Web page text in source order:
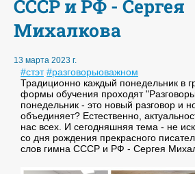
СССР и РФ - Сергея
Михалкова
13 марта 2023 г.
#стэт #разговорыоважном
Традиционно каждый понедельник в
формы обучения проходят
понедельник - это новый разговор и
объединяет? Естественно,
нас всех. И сегодняшняя тема - не
со дня рождения прекрасного
слов гимна СССР и РФ - Сергея